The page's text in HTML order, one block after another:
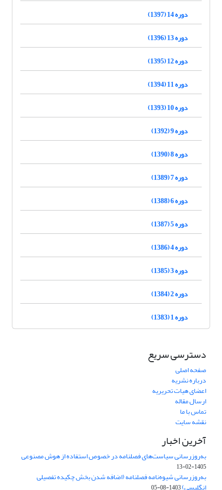
دوره 14 (1397)
دوره 13 (1396)
دوره 12 (1395)
دوره 11 (1394)
دوره 10 (1393)
دوره 9 (1392)
دوره 8 (1390)
دوره 7 (1389)
دوره 6 (1388)
دوره 5 (1387)
دوره 4 (1386)
دوره 3 (1385)
دوره 2 (1384)
دوره 1 (1383)
دسترسی سریع
صفحه اصلی
درباره نشریه
اعضای هیات تحریریه
ارسال مقاله
تماس با ما
نقشه سایت
آخرین اخبار
به‌روزرسانی سیاست‌های فصلنامه در خصوص استفاده از هوش مصنوعی
1405-02-13
به‌روزرسانی شیوه‌نامه فصلنامه (اضافه شدن بخش چکیده تفصیلی
انگلیسی)1403-08-05